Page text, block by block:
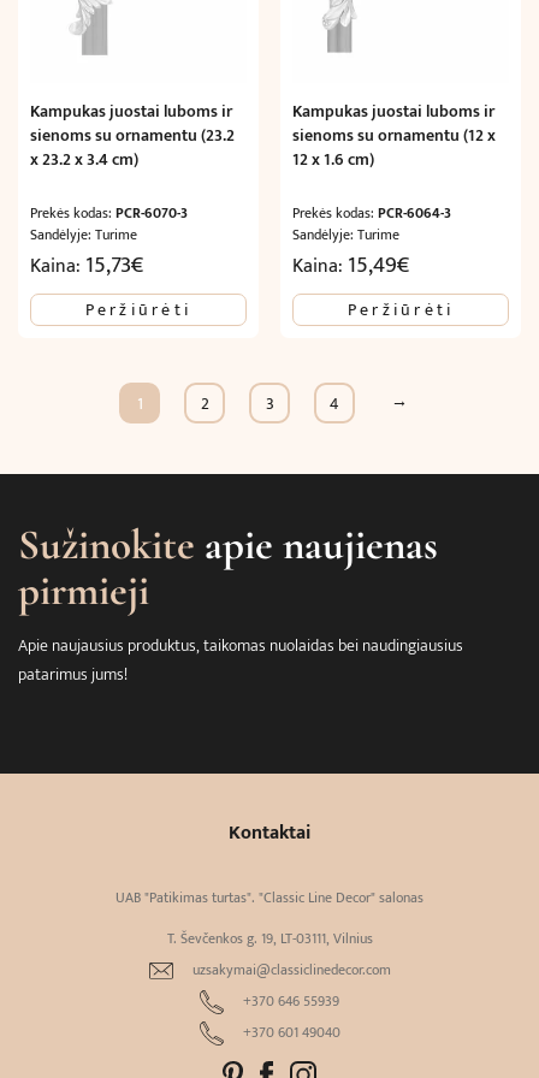
Kampukas juostai luboms ir
sienoms su ornamentu (23.2
x 23.2 x 3.4 cm)
Prekės kodas: PCR-6070-3
Sandėlyje: Turime
Kaina: 15,73€
Peržiūrėti
Kampukas juostai luboms ir
sienoms su ornamentu (12 x
12 x 1.6 cm)
Prekės kodas:PCR-6064-3
Sandėlyje: Turime
Kaina: 15,49€
Peržiūrėti
1 2 3 4 →
Sužinokite apie naujienas
pirmieji
Apie naujausius produktus, taikomas nuolaidas bei naudingiausius
patarimus jums!
Kontaktai
UAB "Patikimas turtas". "Classic Line Decor" salonas
T. Ševčenkos g. 19, LT-03111, Vilnius
uzsakymai@classiclinedecor.com
+370 646 55939
+370 601 49040